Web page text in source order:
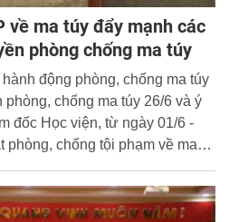
về ma túy đẩy mạnh các
phòng chống ma túy
động phòng, chống ma túy
phòng, chống ma túy 26/6 và ý
đốc Học viện, từ ngày 01/6 -
phòng, chống tội phạm về ma
Xuân, Đống Đa, Bắc Từ Liêm
khoảng 8.500 lượt học sinh,